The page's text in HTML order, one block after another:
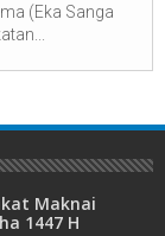
(Eka Sanga
Maknai
1447 H